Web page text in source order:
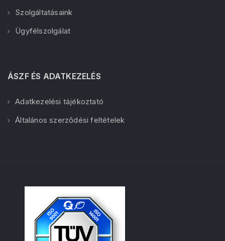
Szolgáltatásaink
Ügyfélszolgálat
ÁSZF ÉS ADATKEZELÉS
Adatkezelési tájékoztató
Általános szerződési feltételek